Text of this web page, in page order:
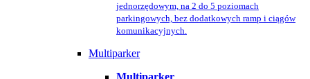
jednorzędowym, na 2 do 5 poziomach
parkingowych, bez dodatkowych ramp i ciągów
komunikacyjnych.
Multiparker
Multiparker